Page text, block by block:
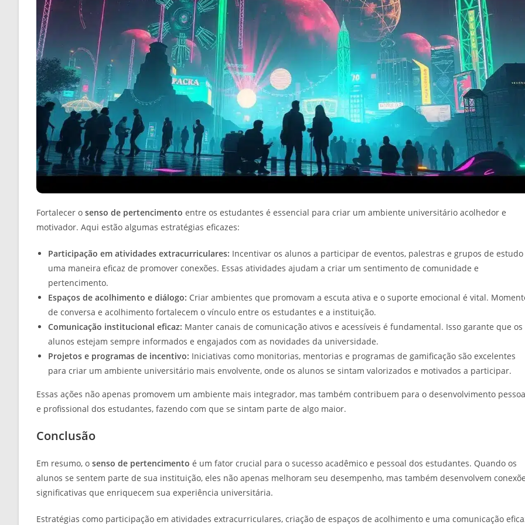
Fortalecer o senso de pertencimento entre os estudantes é essencial para criar um ambiente universitário acolhedor e
motivador. Aqui estão algumas estratégias eficazes:
Participação em atividades extracurriculares: Incentivar os alunos a participar de eventos, palestras e grupos de estudo
uma maneira eficaz de promover conexões. Essas atividades ajudam a criar um sentimento de comunidade e
pertencimento.
Espaços de acolhimento e diálogo: Criar ambientes que promovam a escuta ativa e o suporte emocional é vital.
de conversa e acolhimento fortalecem o vínculo entre os estudantes e a instituição.
Comunicação institucional eficaz: Manter canais de comunicação ativos e acessíveis é fundamental. Isso garante que os
alunos estejam sempre informados e engajados com as novidades da universidade.
Projetos e programas de incentivo: Iniciativas como monitorias, mentorias e programas de gamificação são excelentes
para criar um ambiente universitário mais envolvente, onde os alunos se sintam valorizados e motivados a participar.
Essas ações não apenas promovem um ambiente mais integrador, mas também contribuem para o desenvolvimento
e profissional dos estudantes, fazendo com que se sintam parte de algo maior.
Conclusão
Em resumo, o senso de pertencimento é um fator crucial para o sucesso acadêmico e pessoal dos estudantes. Quando os
alunos se sentem parte de sua instituição, eles não apenas melhoram seu desempenho, mas também desenvolvem
significativas que enriquecem sua experiência universitária.
Estratégias como participação em atividades extracurriculares, criação de espaços de acolhimento e uma comunicação